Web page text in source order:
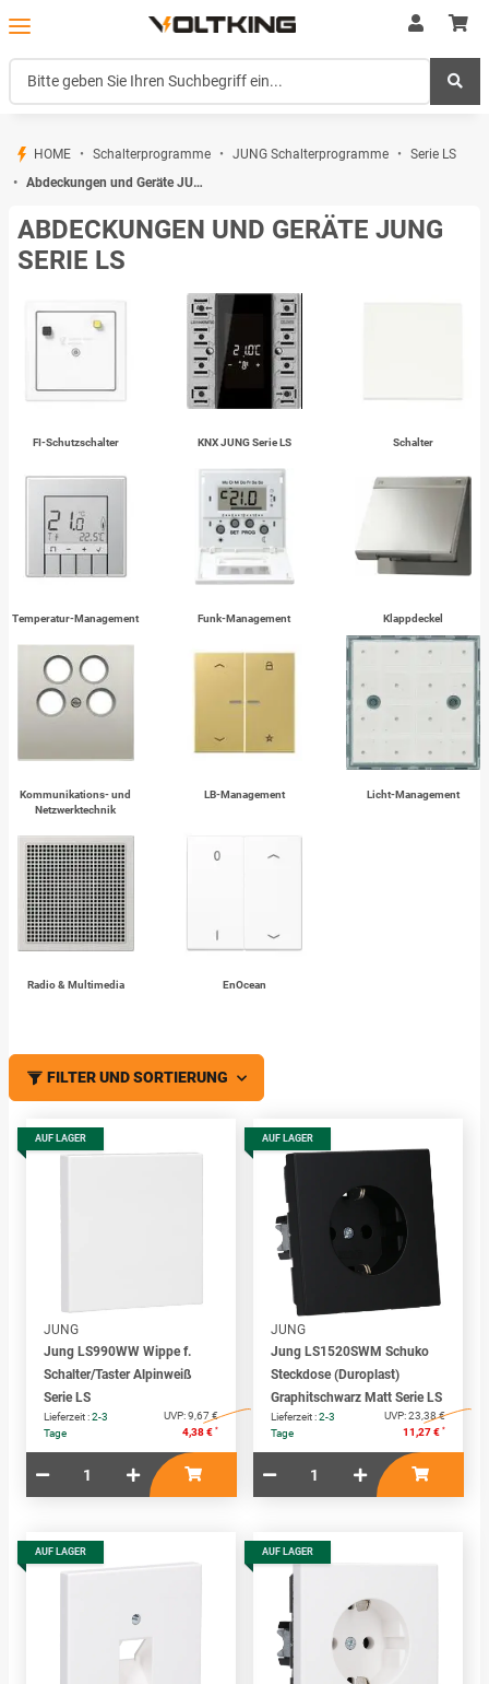
HOME Schalterprogramme JUNG Schalterprogramme
Serie LS
Abdeckungen und Geräte JUNG Serie LS
ABDECKUNGEN UND GERÄTE JUNG
SERIE LS
FI-Schutzschalter KNX JUNG Serie LS Schalter
Temperatur-Management Funk-Management Klappdeckel
Kommunikations- und
Netzwerktechnik
LB-Management Licht-Management
Radio & Multimedia EnOcean
FILTER UND SORTIERUNG
AUF LAGER
JUNG
Jung LS990WW Wippe f.
Schalter/Taster Alpinweiß
Serie LS
Lieferzeit :2-3
Tage
UVP:9,67 €
4,38 € *
AUF LAGER
JUNG
Jung LS1520SWM Schuko
Steckdose (Duroplast)
Graphitschwarz Matt Serie LS
Lieferzeit :2-3
Tage
UVP:23,38 €
11,27 € *
AUF LAGER AUF LAGER